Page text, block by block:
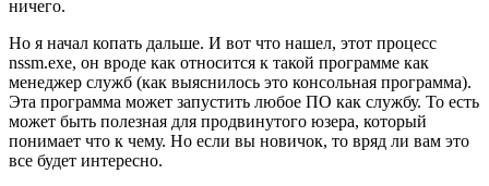
ничего.
Но я начал копать дальше. И вот что нашел, этот процесс
nssm.exe, он вроде как относится к такой программе как
менеджер служб (как выяснилось это консольная программа).
Эта программа может запустить любое ПО как службу. То есть
может быть полезная для продвинутого юзера, который
понимает что к чему. Но если вы новичок, то вряд ли вам это
все будет интересно.